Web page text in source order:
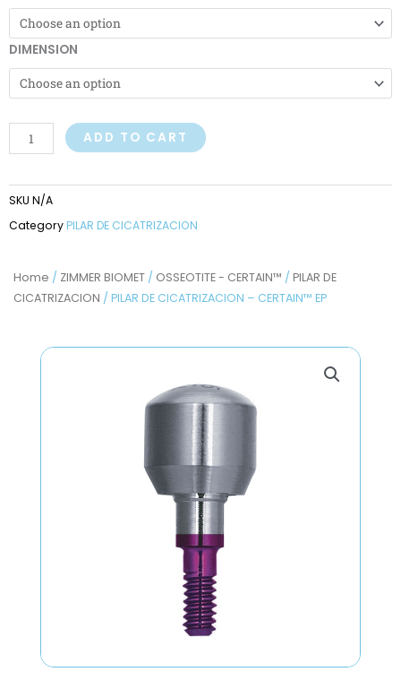
Home / ZIMMER BIOMET / OSSEOTITE - CERTAIN™ / PILAR DE
CICATRIZACION / PILAR DE CICATRIZACION – CERTAIN™ EP
DIMENSION
DE
CICATRIZACION
-
CERTAIN™
EP
quantity
ADD TO CART
SKU N/A
Category PILAR DE CICATRIZACION